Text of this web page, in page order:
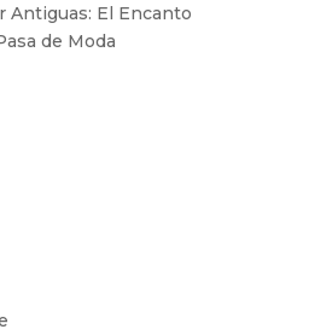
Antiguas: El Encanto
de Moda